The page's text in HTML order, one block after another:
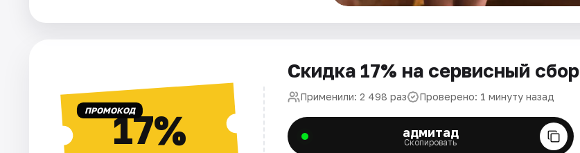
ПРОМОКОД17%
Скидка 17% на сервисный сбор
Применили: 2 498 раз Проверено: 1 минуту назад
адмитад
Скопировать